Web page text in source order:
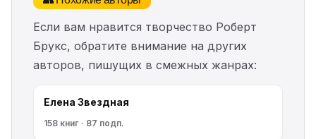
Если вам нравится творчество Роберт
Брукс, обратите внимание на других
авторов, пишущих в смежных жанрах:
Елена Звездная
158 книг · 87 подп.